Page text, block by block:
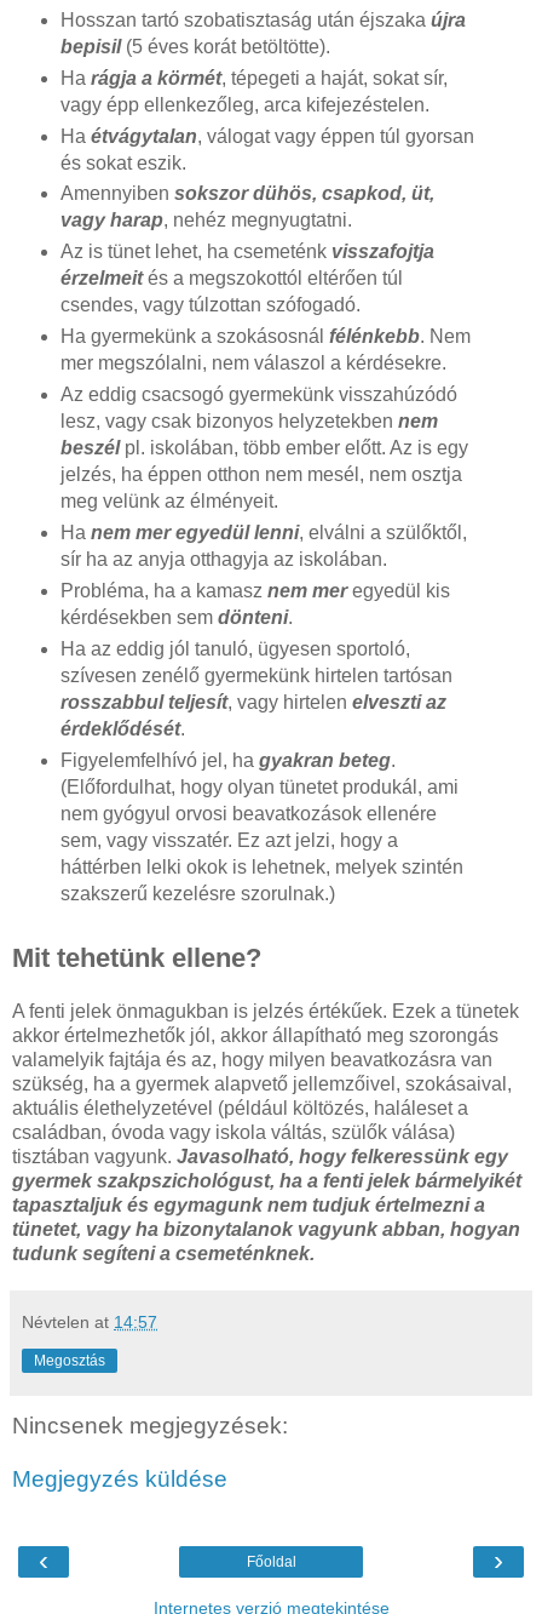
Hosszan tartó szobatisztaság után éjszaka újra
bepisil(5 éves korát betöltötte).
Ha rágja a körmét, tépegeti a haját, sokat sír,
vagy épp ellenkezőleg, arca kifejezéstelen.
Ha étvágytalan, válogat vagy éppen túl gyorsan
és sokat eszik.
Amennyiben sokszor dühös, csapkod, üt,
vagy harap, nehéz megnyugtatni.
Az is tünet lehet, ha csemeténkvisszafojtja
érzelmeités a megszokottól eltérően túl
csendes, vagy túlzottan szófogadó.
Ha gyermekünk a szokásosnál félénkebb. Nem
mer megszólalni, nem válaszol a kérdésekre.
Az eddig csacsogó gyermekünk visszahúzódó
lesz, vagy csak bizonyos helyzetekben nem
beszélpl. iskolában, több ember előtt. Az is egy
jelzés, ha éppen otthon nem mesél, nem osztja
meg velünk az élményeit.
Ha nem mer egyedül lenni, elválni a szülőktől,
sír ha az anyja otthagyja az iskolában.
Probléma, ha a kamasz nem meregyedül kis
kérdésekben sem dönteni.
Ha az eddig jól tanuló, ügyesen sportoló,
szívesen zenélő gyermekünk hirtelen tartósan
rosszabbul teljesít, vagy hirtelen elveszti az
érdeklődését.
Figyelemfelhívó jel, ha gyakran beteg.
(Előfordulhat, hogy olyan tünetet produkál, ami
nem gyógyul orvosi beavatkozások ellenére
sem, vagy visszatér. Ez azt jelzi, hogy a
háttérben lelki okok is lehetnek, melyek szintén
szakszerű kezelésre szorulnak.)
Mit tehetünk ellene?
A fenti jelek önmagukban is jelzés értékűek. Ezek a tünetek
akkor értelmezhetők jól, akkor állapítható meg szorongás
valamelyik fajtája és az, hogy milyen beavatkozásra van
szükség, ha a gyermek alapvető jellemzőivel, szokásaival,
aktuális élethelyzetével (például költözés, haláleset a
családban, óvoda vagy iskola váltás, szülők válása)
tisztában vagyunk. Javasolható, hogy felkeressünk egy
gyermek szakpszichológust, ha a fenti jelek bármelyikét
tapasztaljuk és egymagunk nem tudjuk értelmezni a
tünetet, vagy ha bizonytalanok vagyunk abban, hogyan
tudunk segíteni a csemeténknek.
Névtelen at 14:57
Megosztás
Nincsenek megjegyzések:
Megjegyzés küldése
‹ ›
Főoldal
Internetes verzió megtekintése